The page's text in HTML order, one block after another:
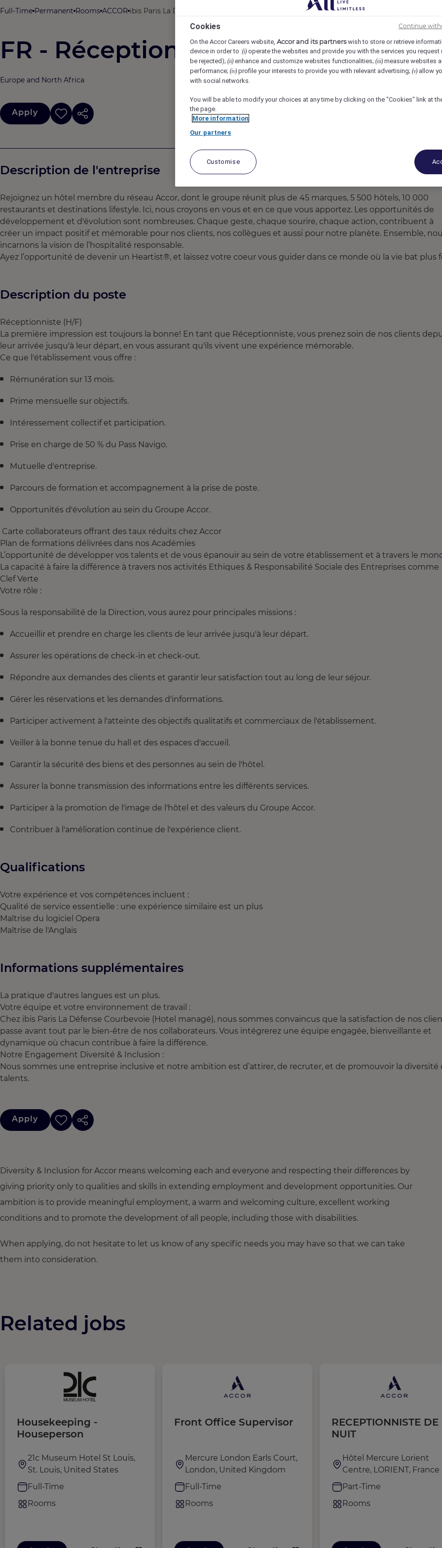
Full-Time Permanent Rooms ACCOR ibis Paris La Défense Courbevoie, COURBEVOIE, FranceREF5058G
FR - Réceptionniste (H/F/X)
Europe and North Africa
Apply
Description de l'entreprise
Rejoignez un hôtel membre du réseau Accor, dont le groupe réunit plus de 45 marques, 5 500 hôtels, 10 000
restaurants et destinations lifestyle. Ici, nous croyons en vous et en ce que vous apportez. Les opportunités de
développement et d'évolution sont nombreuses. Chaque geste, chaque sourire, chaque action, contribuent à
créer un impact positif et mémorable pour nos clients, nos collègues et aussi pour notre planète. Ensemble,
incarnons la vision de l’hospitalité responsable.
Ayez l’opportunité de devenir un Heartist®, et laissez votre coeur vous guider dans ce monde où la vie bat plus
Description du poste
Réceptionniste (H/F)
La première impression est toujours la bonne! En tant que Réceptionniste, vous prenez soin de nos clients
leur arrivée jusqu'à leur départ, en vous assurant qu'ils vivent une expérience mémorable.
Ce que l'établissement vous offre :
Rémunération sur 13 mois.
Prime mensuelle sur objectifs.
Intéressement collectif et participation.
Prise en charge de 50 % du Pass Navigo.
Mutuelle d'entreprise.
Parcours de formation et accompagnement à la prise de poste.
Opportunités d'évolution au sein du Groupe Accor.
Carte collaborateurs offrant des taux réduits chez Accor
Plan de formations délivrées dans nos Académies
L’opportunité de développer vos talents et de vous épanouir au sein de votre établissement et à travers le
La capacité à faire la différence à travers nos activités Ethiques & Responsabilité Sociale des Entreprises comme
Clef Verte
Votre rôle :
Sous la responsabilité de la Direction, vous aurez pour principales missions :
Accueillir et prendre en charge les clients de leur arrivée jusqu'à leur départ.
Assurer les opérations de check-in et check-out.
Répondre aux demandes des clients et garantir leur satisfaction tout au long de leur séjour.
Gérer les réservations et les demandes d'informations.
Participer activement à l'atteinte des objectifs qualitatifs et commerciaux de l'établissement.
Veiller à la bonne tenue du hall et des espaces d'accueil.
Garantir la sécurité des biens et des personnes au sein de l'hôtel.
Assurer la bonne transmission des informations entre les différents services.
Participer à la promotion de l'image de l'hôtel et des valeurs du Groupe Accor.
Contribuer à l'amélioration continue de l'expérience client.
Qualifications
Votre expérience et vos compétences incluent :
Qualité de service essentielle : une expérience similaire est un plus
Maîtrise du logiciel Opera
Maîtrise de l'Anglais
Informations supplémentaires
La pratique d'autres langues est un plus.
Votre équipe et votre environnement de travail :
Chez ibis Paris La Défense Courbevoie (Hotel managé), nous sommes convaincus que la satisfaction de nos
passe avant tout par le bien-être de nos collaborateurs. Vous intégrerez une équipe engagée, bienveillante et
dynamique où chacun contribue à faire la différence.
Notre Engagement Diversité & Inclusion :
Nous sommes une entreprise inclusive et notre ambition est d’attirer, de recruter, et de promouvoir la diversité
talents.
Apply
Diversity & Inclusion for Accor means welcoming each and everyone and respecting their differences by
giving priority only to qualities and skills in extending employment and development opportunities. Our
ambition is to provide meaningful employment, a warm and welcoming culture, excellent working
conditions and to promote the development of all people, including those with disabilities.
When applying, do not hesitate to let us know of any specific needs you may have so that we can take
them into consideration.
Related jobs
Housekeeping -
Houseperson
21c Museum Hotel St Louis,
St. Louis, United States
Full-Time
Rooms
Front Office Supervisor
Mercure London Earls Court,
London, United Kingdom
Full-Time
Rooms
RECEPTIONNISTE DE
NUIT
Hôtel Mercure Lorient
Centre, LORIENT, France
Part-Time
Rooms
Cookies
On the Accor Careers website, Accor and its partnerswish to store or retrieve
device in order to :(i) operate the websites and provide you with the services you request
be rejected); (ii) enhance and customize websites functionalities; (iii) measure websites
performance; (iv) profile your interests to provide you with relevant advertising; (v) allow
with social networks.
You will be able to modify your choices at any time by clicking on the "Cookies" link at
the page.
More information
Our partners
Customise
Continue